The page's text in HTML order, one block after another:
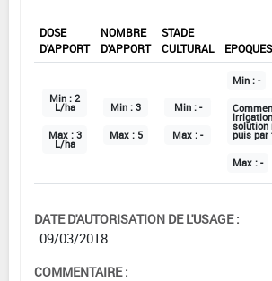
DOSE
D'APPORT
NOMBRE
D'APPORT
STADE
CULTURAL
Min : 2
L/ha
Max : 3
L/ha
Min : 3
Max : 5
Min : -
Max : -
Min : -
solution
puis
Max : -
DATE D'AUTORISATION DE L'USAGE :
09/03/2018
COMMENTAIRE :